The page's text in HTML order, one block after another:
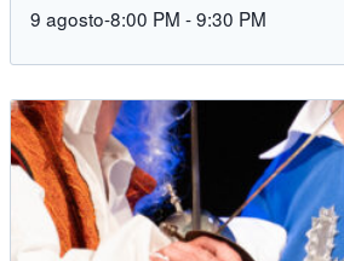
9 agosto-8:00 PM -9:30 PM